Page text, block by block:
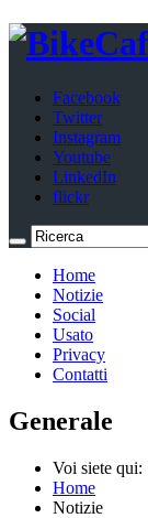
Facebook
Twitter
Instagram
Youtube
LinkedIn
flickr
Home
Notizie
Social
Usato
Privacy
Contatti
Generale
Voi siete qui:
Home
Notizie